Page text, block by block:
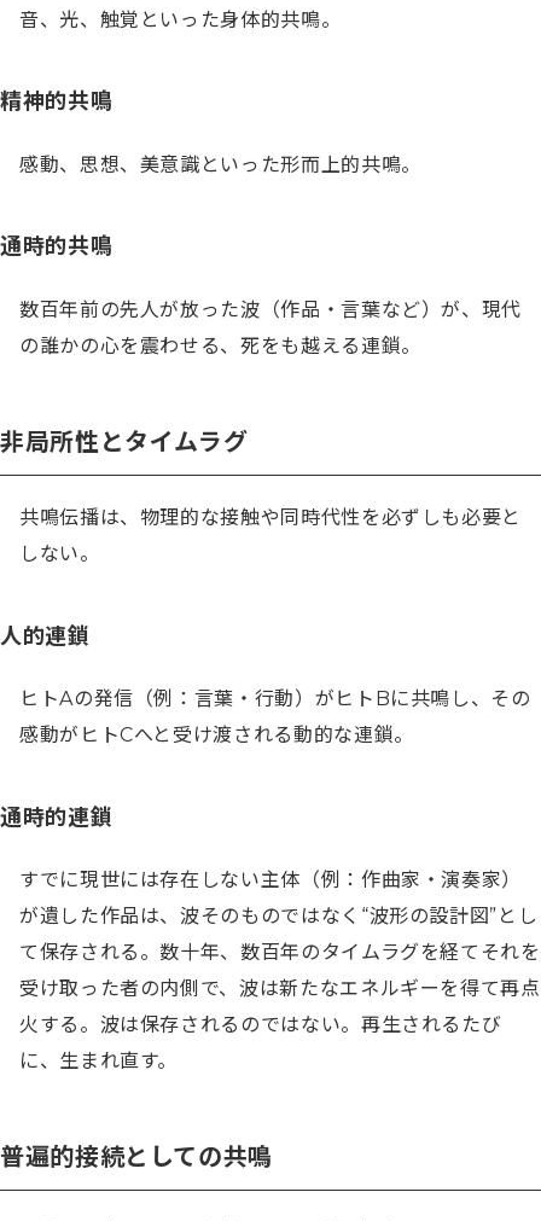
音、光、触覚といった身体的共鳴。
精神的共鳴
感動、思想、美意識といった形而上的共鳴。
通時的共鳴
数百年前の先人が放った波（作品・言葉など）が、現代
の誰かの心を震わせる、死をも越える連鎖。
非局所性とタイムラグ
共鳴伝播は、物理的な接触や同時代性を必ずしも必要と
しない。
人的連鎖
ヒトAの発信（例：言葉・行動）がヒトBに共鳴し、その
感動がヒトCへと受け渡される動的な連鎖。
通時的連鎖
すでに現世には存在しない主体（例：作曲家・演奏家）
が遺した作品は、波そのものではなく“波形の設計図”とし
て保存される。数十年、数百年のタイムラグを経てそれを
受け取った者の内側で、波は新たなエネルギーを得て再点
火する。波は保存されるのではない。再生されるたび
に、生まれ直す。
普遍的接続としての共鳴